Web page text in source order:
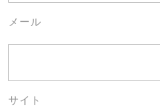
メール
サイト